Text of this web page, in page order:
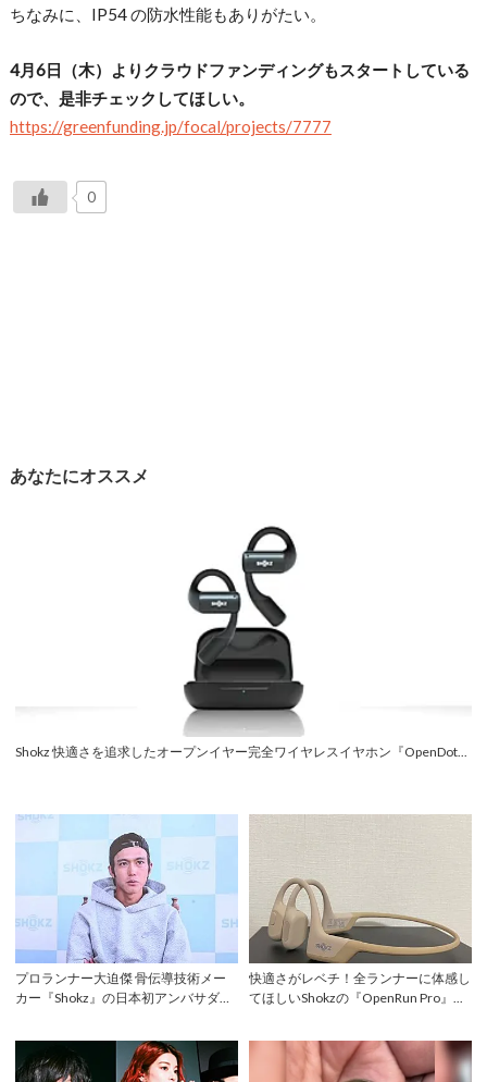
ちなみに、IP54 の防水性能もありがたい。
4月6日（木）よりクラウドファンディングもスタートしている
ので、是非チェックしてほしい。
https://greenfunding.jp/focal/projects/7777
0
あなたにオススメ
Shokz 快適さを追求したオープンイヤー完全ワイヤレスイヤホン『OpenDot...
プロランナー大迫傑 骨伝導技術メー
カー『Shokz』の日本初アンバサダー
快適さがレベチ！全ランナーに体感し
てほしいShokzの『OpenRun Pro』...